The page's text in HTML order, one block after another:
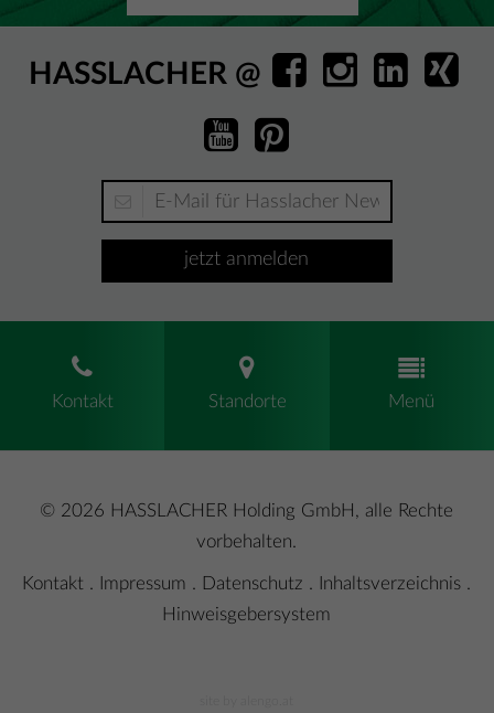
HASSLACHER @
jetzt anmelden
Kontakt Standorte Menü
© 2026 HASSLACHER Holding GmbH, alle Rechte
vorbehalten.
Kontakt Impressum Datenschutz Inhaltsverzeichnis
Hinweisgebersystem